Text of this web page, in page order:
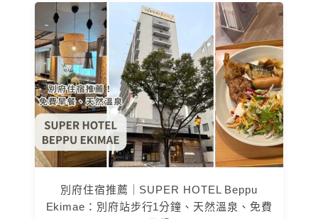
別府住宿推薦｜SUPER HOTEL Beppu
Ekimae：別府站步行1分鐘、天然溫泉、免費